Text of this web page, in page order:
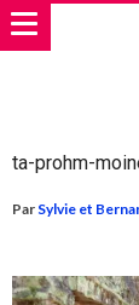
ta-prohm-
Par Sylvie et